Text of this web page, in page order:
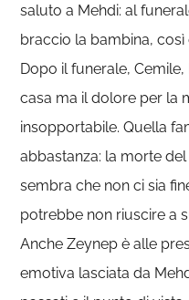
saluto a Mehdi: al
braccio la bambina, così
Dopo il funerale,
casa ma il dolore per la
insopportabile. Quella
abbastanza: la morte
sembra che non ci sia
potrebbe non riuscire a
Anche Zeynep è alle
emotiva lasciata da